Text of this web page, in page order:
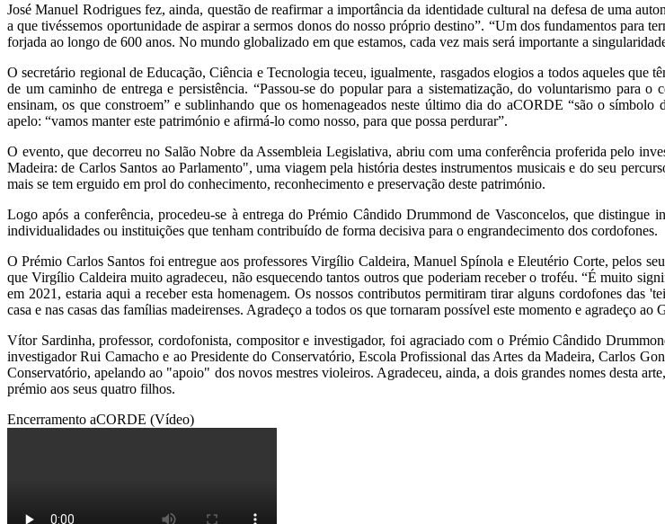
José Manuel Rodrigues fez, ainda, questão de reafirmar a importância da identidade cultural na defesa de uma
a que tivéssemos oportunidade de aspirar a sermos donos do nosso próprio destino”. “Um dos fundamentos para
forjada ao longo de 600 anos. No mundo globalizado em que estamos, cada vez mais será importante a
O secretário regional de Educação, Ciência e Tecnologia teceu, igualmente, rasgados elogios a todos aqueles
de um caminho de entrega e persistência. “Passou-se do popular para a sistematização, do voluntarismo
ensinam, os que constroem” e sublinhando que os homenageados neste último dia do aCORDE “são o
apelo: “vamos manter este património e afirmá-lo como nosso, para que possa perdurar”.
O evento, que decorreu no Salão Nobre da Assembleia Legislativa, abriu com uma conferência proferida pelo
Madeira: de Carlos Santos ao Parlamento", uma viagem pela história destes instrumentos musicais e do seu
mais se tem erguido em prol do conhecimento, reconhecimento e preservação deste património.
Logo após a conferência, procedeu-se à entrega do Prémio Cândido Drummond de Vasconcelos, que distingue
individualidades ou instituições que tenham contribuído de forma decisiva para o engrandecimento dos cordofones.
O Prémio Carlos Santos foi entregue aos professores Virgílio Caldeira, Manuel Spínola e Eleutério Corte, pelos
que Virgílio Caldeira muito agradeceu, não esquecendo tantos outros que poderiam receber o troféu. “É muito
em 2021, estaria aqui a receber esta homenagem. Os nossos contributos permitiram tirar alguns cordofones das
casa e nas casas das famílias madeirenses. Agradeço a todos os que tornaram possível este momento e agradeço
Vítor Sardinha, professor, cordofonista, compositor e investigador, foi agraciado com o Prémio Cândido
investigador Rui Camacho e ao Presidente do Conservatório, Escola Profissional das Artes da Madeira, Carlos
Conservatório, apelando ao "apoio" dos novos mestres violeiros. Agradeceu, ainda, a dois grandes nomes desta
prémio aos seus quatro filhos.
Encerramento aCORDE (Vídeo)